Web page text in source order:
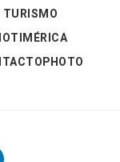
TURISMO